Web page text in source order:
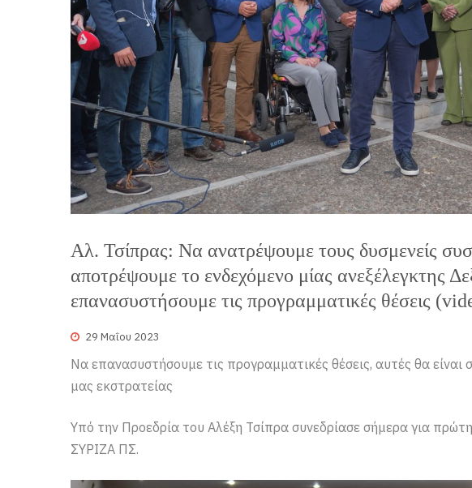
Αλ. Τσίπρας: Να ανατρέψουμε τους δυσμενείς
αποτρέψουμε το ενδεχόμενο μίας ανεξέλεγκτης
επανασυστήσουμε τις προγραμματικές θέσεις
29 Μαΐου 2023
Να επανασυστήσουμε τις προγραμματικές θέσεις, αυτές θα είναι
μας εκστρατείας
Υπό την Προεδρία του Αλέξη Τσίπρα συνεδρίασε σήμερα για
ΣΥΡΙΖΑ ΠΣ.